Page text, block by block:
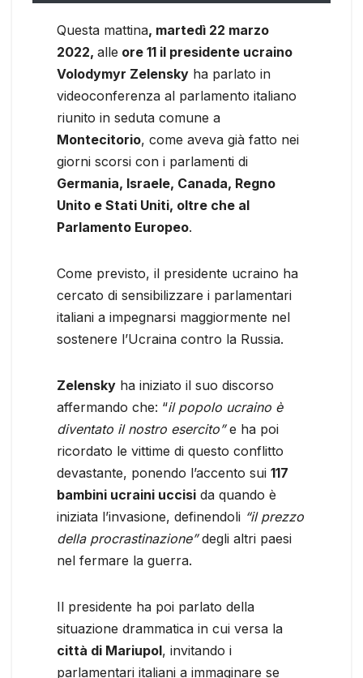
Questa mattina, martedì 22 marzo
2022, alle ore 11 il presidente ucraino
Volodymyr Zelensky ha parlato in
videoconferenza al parlamento italiano
riunito in seduta comune a
Montecitorio, come aveva già fatto nei
giorni scorsi con i parlamenti di
Germania, Israele, Canada, Regno
Unito e Stati Uniti, oltre che al
Parlamento Europeo.
Come previsto, il presidente ucraino ha
cercato di sensibilizzare i parlamentari
italiani a impegnarsi maggiormente nel
sostenere l’Ucraina contro la Russia.
Zelensky ha iniziato il suo discorso
affermando che: “il popolo ucraino è
diventato il nostro esercito”e ha poi
ricordato le vittime di questo conflitto
devastante, ponendo l’accento sui 117
bambini ucraini uccisi da quando è
iniziata l’invasione, definendoli “il prezzo
della procrastinazione”degli altri paesi
nel fermare la guerra.
Il presidente ha poi parlato della
situazione drammatica in cui versa la
città di Mariupol, invitando i
parlamentari italiani a immaginare se